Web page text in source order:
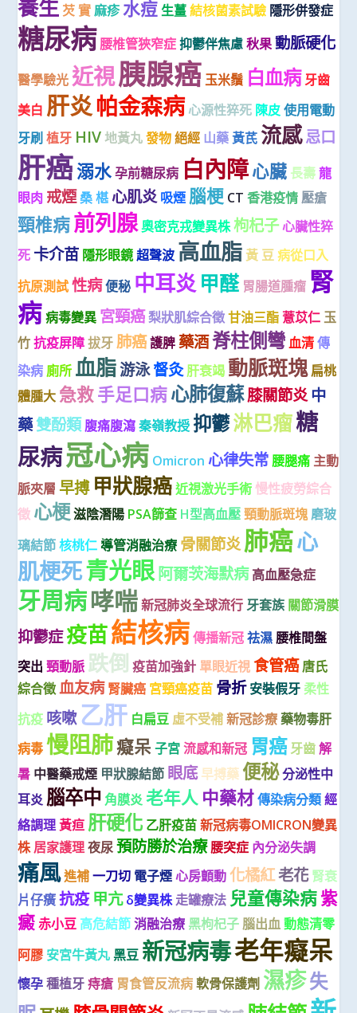
養生 芡 實 麻疹水痘 生薑 結核菌素試驗 隱形併發症
糖尿病 腰椎管狹窄症 抑鬱伴焦慮 秋果動脈硬化
醫學驗光 近視胰腺癌 玉米鬚 白血病牙齒
美白 肝炎帕金森病 心源性猝死 陳皮 使用電動
牙刷 植牙 HIV 地黃丸 發物 絕經 山藥 黃芪 流感忌口
肝癌溺水 孕前糖尿病 白內障心臟 長壽 龍
眼肉 戒煙桑 椹 心肌炎 吸煙 腦梗 CT 香港疫情 壓瘡
頸椎病前列腺奧密克戎變異株枸杞子心臟性猝
死 卡介苗 隱形眼鏡超聲波 高血脂 黃 豆 病從口入
抗原測試 性病便秘 中耳炎甲醛 胃腸道腫瘤 腎
病 病毒變異 宮頸癌梨狀肌綜合徵 甘油三酯 薏苡仁 玉
竹 抗疫屏障 拔牙 肺癌護脾 藥酒脊柱側彎血清 傳
染病 廁所 血脂游泳督灸 肝衰竭 動脈斑塊 扁桃
體腫大 急救手足口病心肺復蘇膝關節炎中
藥雙酚類 腹痛腹瀉 秦嶺教授 抑鬱淋巴瘤糖
尿病冠心病 Omicron 心律失常 腰腿痛 主動
脈夾層 早搏 甲狀腺癌 近視激光手術 慢性疲勞綜合
徵 心梗 滋陰潛陽 PSA篩查 H型高血壓 頸動脈斑塊磨玻
璃結節 核桃仁 導管消融治療 骨關節炎肺癌心
肌梗死青光眼阿爾茨海默病 高血壓急症
牙周病哮喘 新冠肺炎全球流行 牙套族 關節滑膜
抑鬱症疫苗結核病 傳播新冠 祛濕 腰椎間盤
突出 頸動脈 跌倒 疫苗加強針 單眼近視 食管癌 唐氏
綜合徵血友病 腎臟癌 宮頸癌疫苗 骨折 安裝假牙 柔性
抗疫 咳嗽 乙肝 白扁豆 虛不受補 新冠診療 藥物毒肝
病毒 慢阻肺癡呆 子宮 流感和新冠 胃癌 牙齒 解
暑 中醫藥戒煙 甲狀腺結節 眼底 早搏藥 便秘分泌性中
耳炎 腦卒中 角膜炎 老年人 中藥材 傳染病分類 經
絡調理 黃疸 肝硬化 乙肝疫苗 新冠病毒OMICRON變異
株 居家護理 夜尿 預防勝於治療腰突症 內分泌失調
痛風進補 一刀切 電子煙 心房顫動 化橘紅老花 腎衰
片仔癀 抗疫 甲亢 δ變異株 走罐療法 兒童傳染病紫
癜 赤小豆 高危結節 消融治療 黑枸杞子 腦出血 動態清零
阿膠 安宮牛黃丸 黑豆 新冠病毒老年癡呆
懷孕 種植牙 痔瘡 胃食管反流病 軟骨保護劑 濕疹失